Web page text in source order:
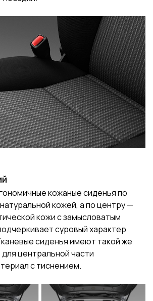
кожаные сиденья по
кожей, а по центру —
кожи с замысловатым
суровый характер
сиденья имеют такой же
центральной части
с тиснением.